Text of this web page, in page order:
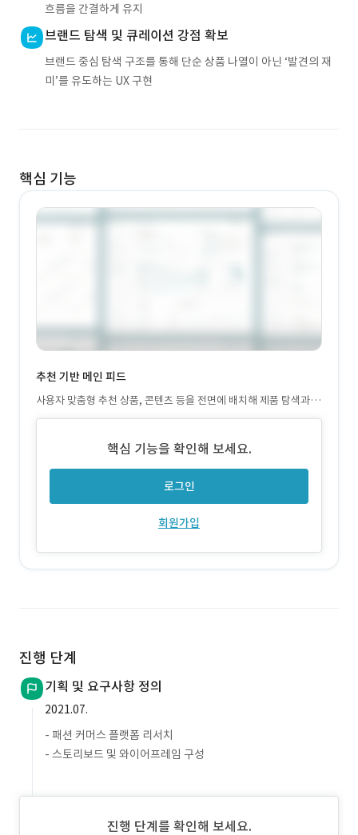
흐름을 간결하게 유지
브랜드 탐색 및 큐레이션 강점 확보
브랜드 중심 탐색 구조를 통해 단순 상품 나열이 아닌 ‘발견의 재
미’를 유도하는 UX 구현
핵심 기능
추천 기반 메인 피드
사용자 맞춤형 추천 상품, 콘텐츠 등을 전면에 배치해 제품 탐색과 콘
텐츠 소비를 유기적으로 연결
핵심 기능을 확인해 보세요.
로그인
회원가입
진행 단계
기획 및 요구사항 정의
2021.07.
- 패션 커머스 플랫폼 리서치
- 스토리보드 및 와이어프레임 구성
진행 단계를 확인해 보세요.